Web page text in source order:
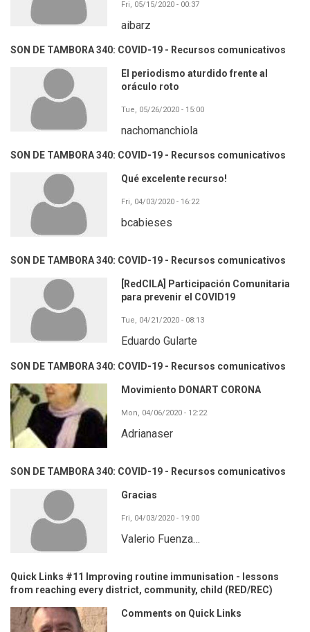
Fri, 05/15/2020 - 00:37
aibarz
SON DE TAMBORA 340: COVID-19 - Recursos comunicativos
El periodismo aturdido frente al
oráculo roto
Tue, 05/26/2020 - 15:00
nachomanchiola
SON DE TAMBORA 340: COVID-19 - Recursos comunicativos
Qué excelente recurso!
Fri, 04/03/2020 - 16:22
bcabieses
SON DE TAMBORA 340: COVID-19 - Recursos comunicativos
[RedCILA] Participación Comunitaria
para prevenir el COVID19
Tue, 04/21/2020 - 08:13
Eduardo Gularte
SON DE TAMBORA 340: COVID-19 - Recursos comunicativos
Movimiento DONART CORONA
Mon, 04/06/2020 - 12:22
Adrianaser
SON DE TAMBORA 340: COVID-19 - Recursos comunicativos
Gracias
Fri, 04/03/2020 - 19:00
Valerio Fuenza…
Quick Links #11 Improving routine immunisation - lessons
from reaching every district, community, child (RED/REC)
Comments on Quick Links